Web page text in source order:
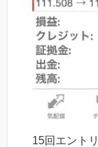
15回エント